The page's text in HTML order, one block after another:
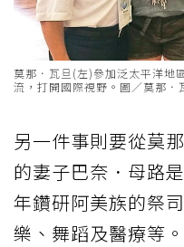
莫那．瓦旦(左)參加泛太平洋地
流，打開國際視野。圖／莫那．
另一件事則要從莫
的妻子巴奈．母路
年鑽研阿美族的祭
樂、舞蹈及醫療等